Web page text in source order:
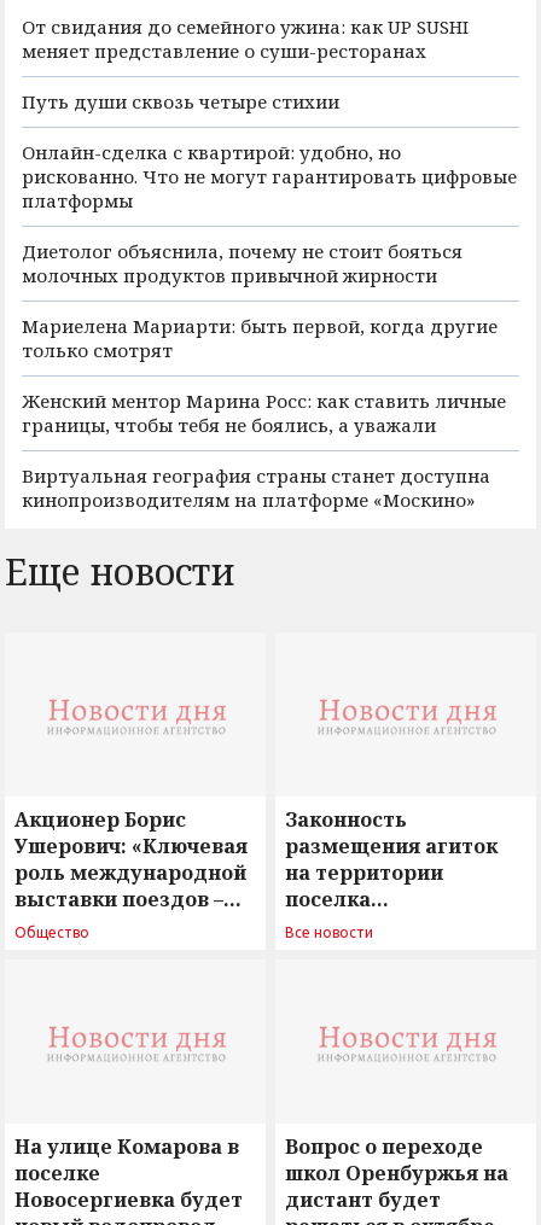
От свидания до семейного ужина: как UP SUSHI
меняет представление о суши-ресторанах
Путь души сквозь четыре стихии
Онлайн-сделка с квартирой: удобно, но
рискованно. Что не могут гарантировать цифровые
платформы
Диетолог объяснила, почему не стоит бояться
молочных продуктов привычной жирности
Мариелена Мариарти: быть первой, когда другие
только смотрят
Женский ментор Марина Росс: как ставить личные
границы, чтобы тебя не боялись, а уважали
Виртуальная география страны станет доступна
кинопроизводителям на платформе «Москино»
Еще новости
Акционер Борис
Ушерович: «Ключевая
роль международной
выставки поездов –
поиск ответов на
Общество
Законность
размещения агиток
на территории
поселка
Новосергиевка
Все новости
На улице Комарова в
поселке
Новосергиевка будет
Вопрос о переходе
школ Оренбуржья на
дистант будет